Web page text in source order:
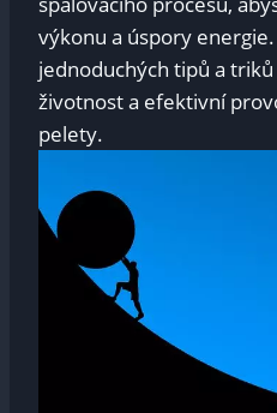
výkonu a úspory
jednoduchých tipů a
životnost a efektivní
pelety.